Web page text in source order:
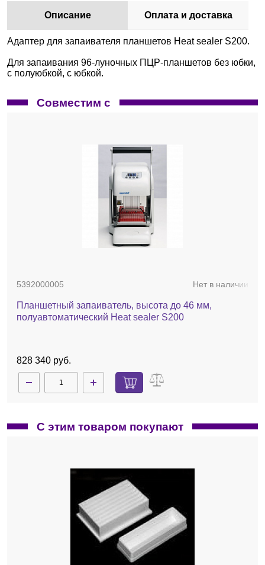
Контакты
Описание Оплата и доставка
Адаптер для запаивателя планшетов Heat sealer S200.
Для запаивания 96-луночных ПЦР-планшетов без юбки,
с полуюбкой, с юбкой.
Совместим с
5392000005 Нет в наличии
Планшетный запаиватель, высота до 46 мм,
полуавтоматический Heat sealer S200
828 340 руб.
С этим товаром покупают